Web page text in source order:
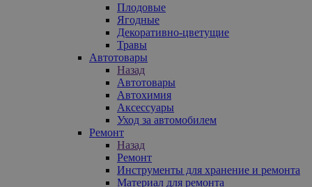
Плодовые
Ягодные
Декоративно-цветущие
Травы
Автотовары
Назад
Автотовары
Автохимия
Аксессуары
Уход за автомобилем
Ремонт
Назад
Ремонт
Инструменты для хранение и ремонта
Материал для ремонта